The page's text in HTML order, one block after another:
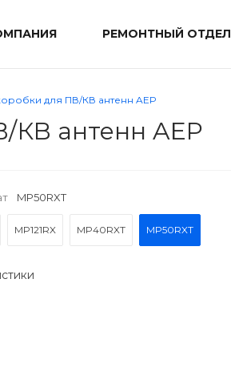
РЕМОНТНЫЙ ОТДЕЛ
для ПВ/КВ антенн AEP
КВ антенн AEP
MP50RXT
MP121RX MP40RXT MP50RXT